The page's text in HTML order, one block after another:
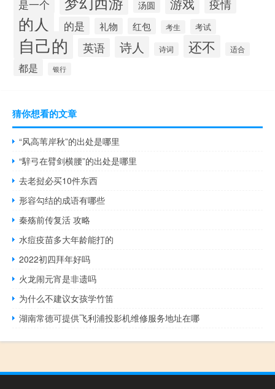
是一个 汤圆 疫情
的人 的是 礼物 红包 考生 考试
自己的 英语 诗人 诗词 还不 适合
都是 银行
猜你想看的文章
“风高苇岸秋”的出处是哪里
“騂弓在臂剑横腰”的出处是哪里
去老挝必买10件东西
形容勾结的成语有哪些
秦殇前传复活 攻略
水痘疫苗多大年龄能打的
2022初四拜年好吗
火龙闹元宵是非遗吗
为什么不建议女孩学竹笛
湖南常德可提供飞利浦投影机维修服务地址在哪